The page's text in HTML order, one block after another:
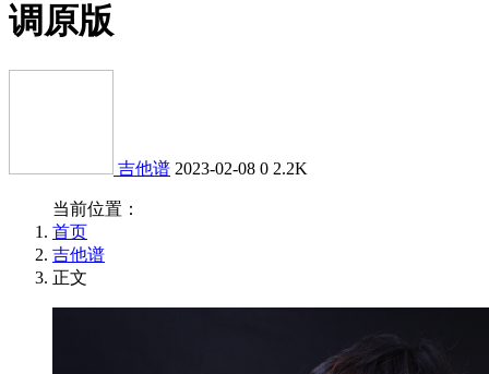
调原版
吉他谱 2023-02-08 0 2.2K
当前位置：
首页
吉他谱
正文